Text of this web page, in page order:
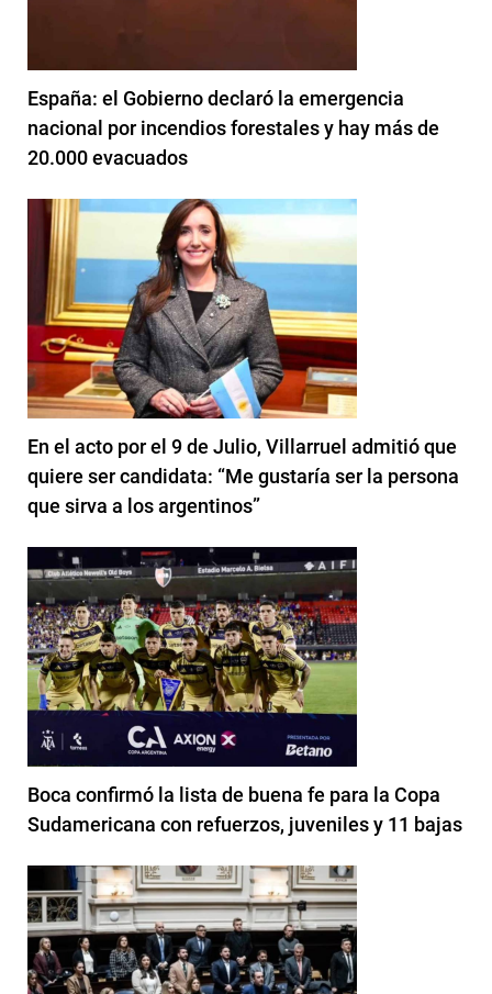
España: el Gobierno declaró la emergencia
nacional por incendios forestales y hay más de
20.000 evacuados
En el acto por el 9 de Julio, Villarruel admitió que
quiere ser candidata: “Me gustaría ser la persona
que sirva a los argentinos”
Boca confirmó la lista de buena fe para la Copa
Sudamericana con refuerzos, juveniles y 11 bajas